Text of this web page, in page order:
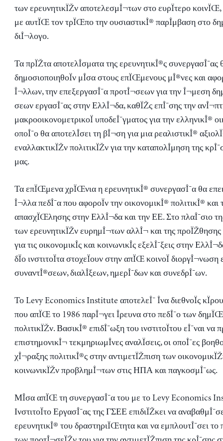
των ερευνητικÏŽν αποτελεσμÎ¬των στο ευρÏτερο κοινÏŒ,
με αυτÏŒ τον τρÏŒπο την ουσιαστικÎ® παρÎ­μβαση στο
διÎ¬λογο.
Τα πρÏŽτα αποτελÎ­σματα της ερευνητικÎ®ς συνεργασÎ¯ας
δημοσιοποιηθοÏν μÎ­σα στους επÏŒμενους μÎ®νες και
Î¬λλων, την επεξεργασÎ¯α προτÎ¬σεων για την Î¬μεση
σεων εργασÎ¯ας στην ΕλλÎ¬δα, καθÏŽς επÎ¯σης την
μακροοικονομετρικοÏ υποδεÎ¯γματος για την ελληνικÎ®
οποÎ¯ο θα αποτελÎ­σει τη βÎ¬ση για μια ρεαλιστικÎ®
εναλλακτικÏŽν πολιτικÏŽν για την καταπολÎ­μηση της
μας.
Τα επÏŒμενα χρÏŒνια η ερευνητικÎ® συνεργασÎ¯α θα
Î¬λλα πεδÎ¯α που αφοροÏν την οικονομικÎ® πολιτικÎ® και
απασχÏŒλησης στην ΕλλÎ¬δα και την ΕΕ. Στο πλαÎ¯σιο
των ερευνητικÏŽν ευρημÎ¬των αλλÎ¬ και της
για τις οικονομικÎ­ς και κοινωνικÎ­ς εξελÎ¯ξεις στην
δÏο ινστιτοÏτα στοχεÏουν στην απÏŒ κοινοÏ
συναντÎ®σεων, διαλÎ­ξεων, ημερÎ¯δων και συνεδρÎ¯ων.
Το Levy Economics Institute αποτελεÎ¯ Î­να διεθνοÏς κÏρους
που απÏŒ το 1986 παρÎ¬γει Î­ρευνα στο πεδÎ¯ο των
πολιτικÏŽν. ΒασικÎ® επιδÎ¯ωξη του ινστιτοÏτου εÎ¯ναι να
επιστημονικÎ¬ τεκμηριωμÎ­νες αναλÏσεις, οι οποÎ¯ες
χÎ¬ραξης πολιτικÎ®ς στην αντιμετÏŽπιση των
κοινωνικÏŽν προβλημÎ¬των στις ΗΠΑ και παγκοσμÎ¯ως.
ΜÎ­σα απÏŒ τη συνεργασÎ¯α του με το Levy Economics
ΙνστιτοÏτο ΕργασÎ¯ας της ΓΣΕΕ επιδιÏŽκει να
ερευνητικÎ® του δραστηριÏŒτητα και να εμπλουτÎ¯σει